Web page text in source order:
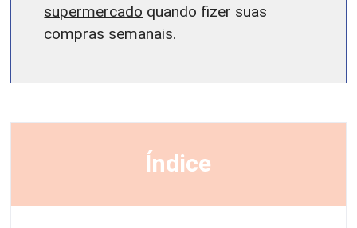
supermercado quando fizer suas
compras semanais.
Índice